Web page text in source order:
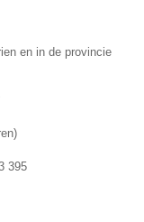
en in de provincie
)
395